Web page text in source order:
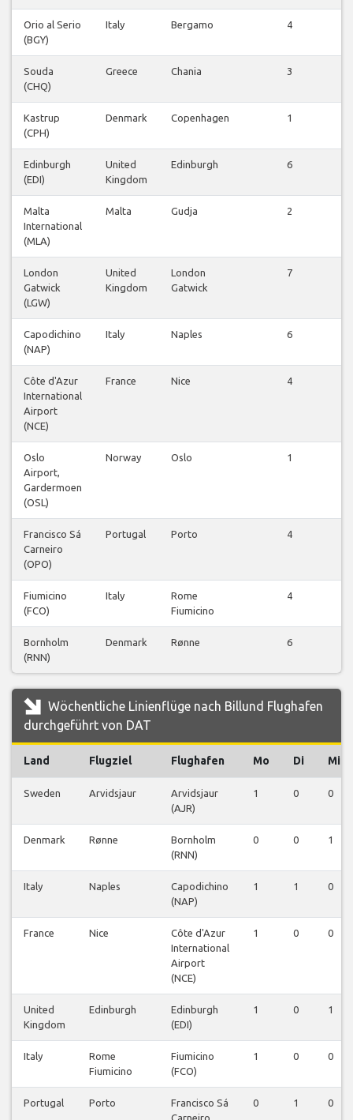
Orio al Serio
(BGY)
Italy Bergamo
4
Souda
(CHQ)
Greece Chania
3
Kastrup
(CPH)
Denmark Copenhagen
1
Edinburgh
(EDI)
United
Kingdom
Edinburgh
6
Malta
International
(MLA)
Malta Gudja
2
London
Gatwick
(LGW)
United
Kingdom
London
Gatwick
7
Capodichino
(NAP)
Italy Naples
6
Côte d'Azur
International
Airport
(NCE)
France Nice
4
Oslo
Airport,
Gardermoen
(OSL)
Norway Oslo
1
Francisco Sá
Carneiro
(OPO)
Portugal Porto
4
Fiumicino
(FCO)
Italy
Rome
Fiumicino
4
Bornholm
(RNN)
Denmark Rønne
6
Wöchentliche Linienflüge nach Billund Flughafen
durchgeführt von DAT
Land Flugziel Flughafen Mo Di Mi
Sweden Arvidsjaur
Arvidsjaur
(AJR)
1 0 0
Denmark Rønne
Bornholm
(RNN)
0 0 1
Italy Naples
Capodichino
(NAP)
1 1 0
France Nice
Côte d'Azur
International
Airport
(NCE)
1 0 0
United
Kingdom
Edinburgh
Edinburgh
(EDI)
1 0 1
Italy
Rome
Fiumicino
Fiumicino
(FCO)
1 0 0
Portugal Porto
Francisco Sá
Carneiro
0 1 0